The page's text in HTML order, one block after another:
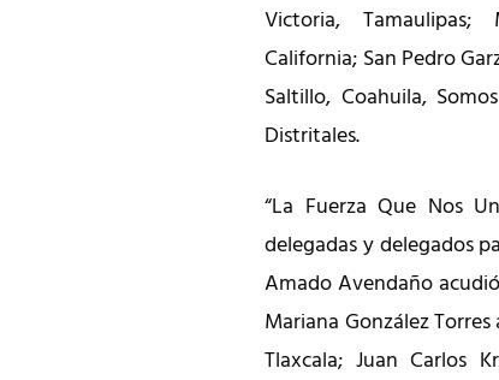
Victoria, Tamaulipas;
California; San Pedro
Saltillo, Coahuila,
Distritales.
“La Fuerza Que Nos
delegadas y delegados
Amado Avendaño
Mariana González
Tlaxcala; Juan Carlos